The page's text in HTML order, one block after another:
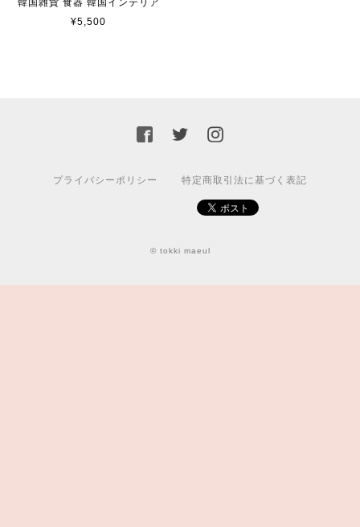
韓国雑貨 食器 韓国インテリア
¥5,500
プライバシーポリシー 特定商取引法に基づく表記
© tokki maeul